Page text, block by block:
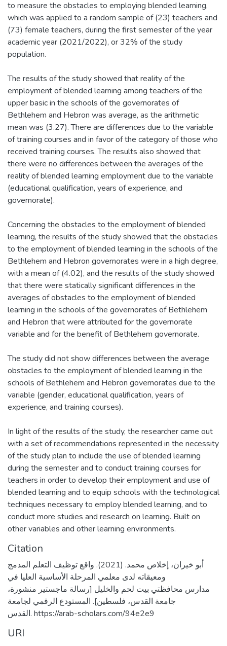
to measure the obstacles to employing blended learning,
which was applied to a random sample of (23) teachers and
(73) female teachers, during the first semester of the year
academic year (2021/2022), or 32% of the study
population.
The results of the study showed that reality of the
employment of blended learning among teachers of the
upper basic in the schools of the governorates of
Bethlehem and Hebron was average, as the arithmetic
mean was (3.27). There are differences due to the variable
of training courses and in favor of the category of those who
received training courses. The results also showed that
there were no differences between the averages of the
reality of blended learning employment due to the variable
(educational qualification, years of experience, and
governorate).
Concerning the obstacles to the employment of blended
learning, the results of the study showed that the obstacles
to the employment of blended learning in the schools of the
Bethlehem and Hebron governorates were in a high degree,
with a mean of (4.02), and the results of the study showed
that there were statically significant differences in the
averages of obstacles to the employment of blended
learning in the schools of the governorates of Bethlehem
and Hebron that were attributed for the governorate
variable and for the benefit of Bethlehem governorate.
The study did not show differences between the average
obstacles to the employment of blended learning in the
schools of Bethlehem and Hebron governorates due to the
variable (gender, educational qualification, years of
experience, and training courses).
In light of the results of the study, the researcher came out
with a set of recommendations represented in the necessity
of the study plan to include the use of blended learning
during the semester and to conduct training courses for
teachers in order to develop their employment and use of
blended learning and to equip schools with the technological
techniques necessary to employ blended learning, and to
conduct more studies and research on learning. Built on
other variables and other learning environments.
Citation
أبو خيران، إخلاص محمد. (2021). واقع توظيف التعلم المدمج
ومعيقاته لدى معلمي المرحلة الأساسية العليا في
مدارس محافظتي بيت لحم والخليل [رسالة ماجستير منشورة،
جامعة القدس، فلسطين]. المستودع الرقمي لجامعة
القدس. https://arab-scholars.com/94e2e9
URI